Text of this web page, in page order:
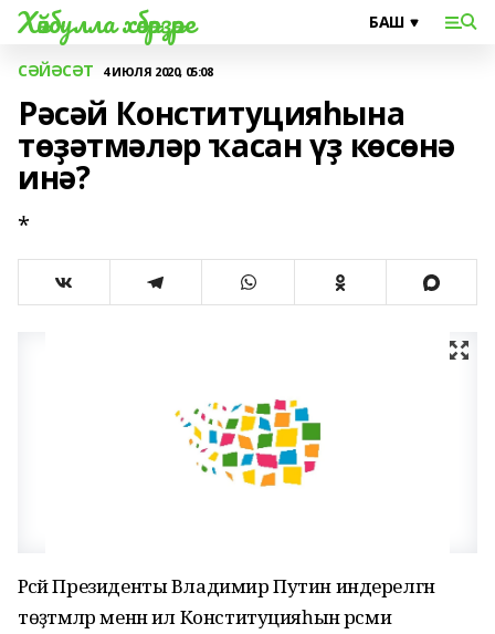
Хәйбулла хәбәрҙәре
СӘЙӘСӘТ 4 ИЮЛЯ 2020, 05:08
Рәсәй Конституцияһына
төҙәтмәләр ҡасан үҙ көсөнә
инә?
*
Рәсәй Президенты Владимир Путин индерелгән
төҙәтмәләр менән ил Конституцияһын рәсми